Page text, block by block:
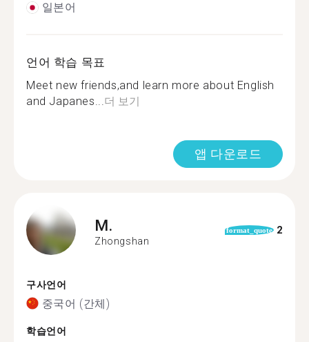
일본어
언어 학습 목표
Meet new friends,and learn more about English
and Japanes...더 보기
앱 다운로드
M.
Zhongshan
format_quote 2
구사언어
중국어 (간체)
학습언어